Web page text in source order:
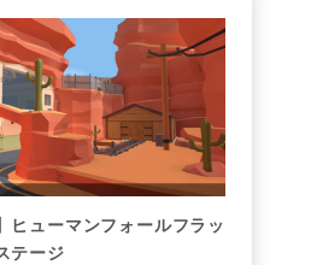
ヒューマンフォールフラッ
テージ